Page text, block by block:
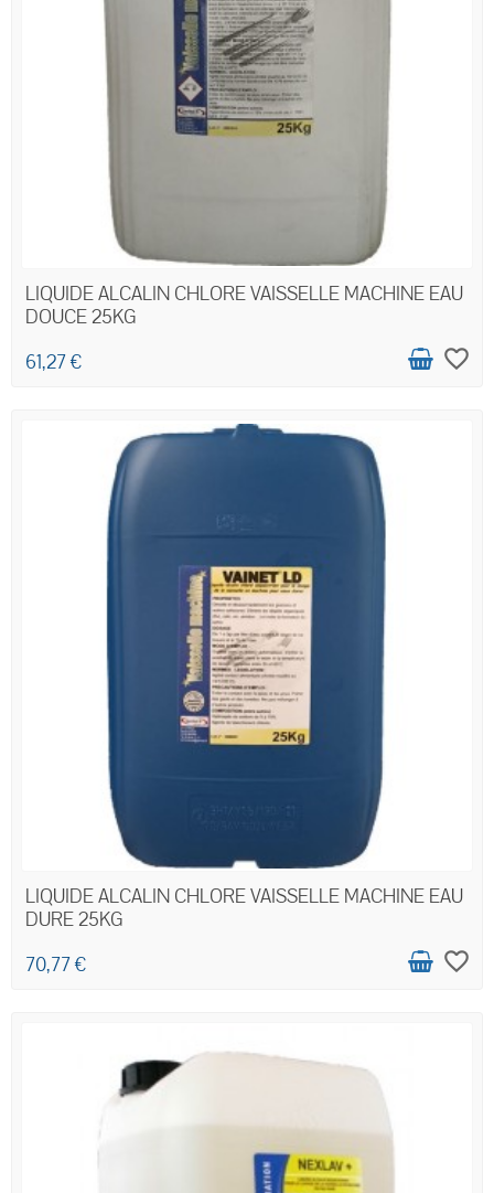
LIQUIDE ALCALIN CHLORE VAISSELLE MACHINE EAU
DOUCE 25KG
61,27 €
favorite_border
LIQUIDE ALCALIN CHLORE VAISSELLE MACHINE EAU
DURE 25KG
70,77 €
favorite_border